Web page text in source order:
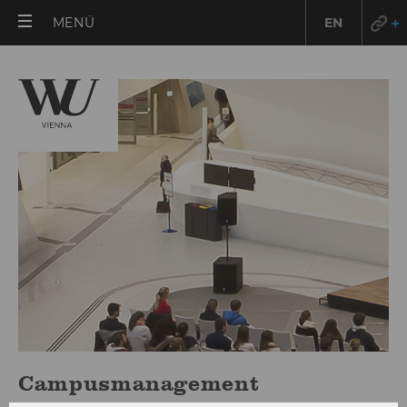
MENÜ EN
Campusmanagement